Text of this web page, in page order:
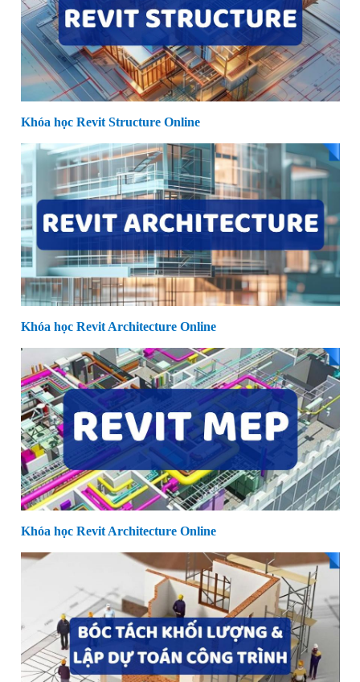
Khóa học Revit Structure Online
Khóa học Revit Architecture Online
Khóa học Revit Architecture Online